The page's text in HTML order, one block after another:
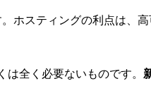
ホスティングの利点は
全く必要ないものです。